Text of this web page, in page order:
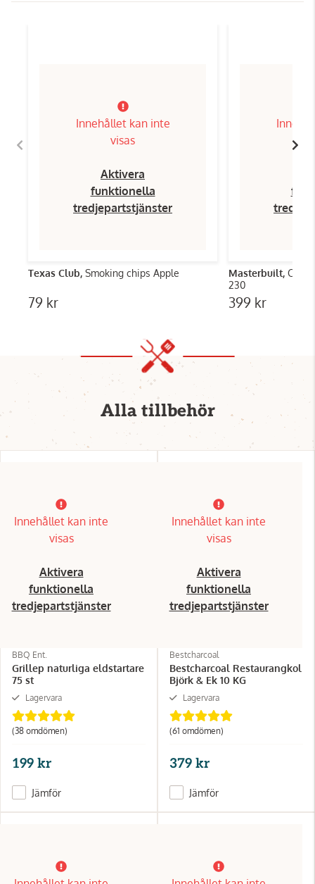
Innehållet kan inte
visas
Aktivera
funktionella
tredjepartstjänster
Texas Club, Smoking chips Apple
79 kr
Masterbuilt,
230
399 kr
Alla tillbehör
Innehållet kan inte
visas
Aktivera
funktionella
tredjepartstjänster
BBQ Ent.
Grillep naturliga eldstartare
75 st
Lagervara
(38 omdömen)
199 kr
Jämför
Innehållet kan inte
visas
Aktivera
funktionella
tredjepartstjänster
Bestcharcoal
Bestcharcoal Restaurangkol
Björk & Ek 10 KG
Lagervara
(61 omdömen)
379 kr
Jämför